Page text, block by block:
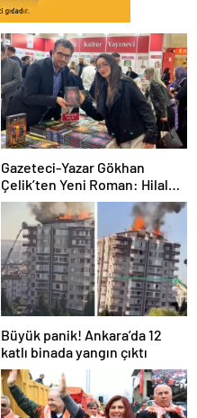
Gazeteci-Yazar Gökhan
Çelik’ten Yeni Roman: Hilal
Birliği
Büyük panik! Ankara’da 12
katlı binada yangın çıktı